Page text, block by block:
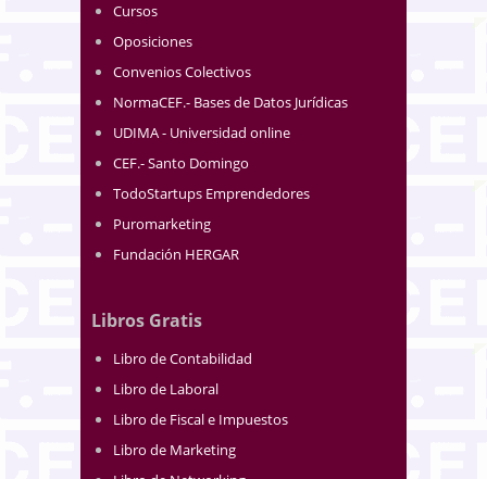
Cursos
Oposiciones
Convenios Colectivos
NormaCEF.- Bases de Datos Jurídicas
UDIMA - Universidad online
CEF.- Santo Domingo
TodoStartups Emprendedores
Puromarketing
Fundación HERGAR
Libros Gratis
Libro de Contabilidad
Libro de Laboral
Libro de Fiscal e Impuestos
Libro de Marketing